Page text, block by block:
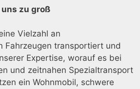
zu groß
Vielzahl an
Fahrzeugen transportiert und
Expertise, worauf es bei
und zeitnahen Spezialtransport
ein Wohnmobil, schwere